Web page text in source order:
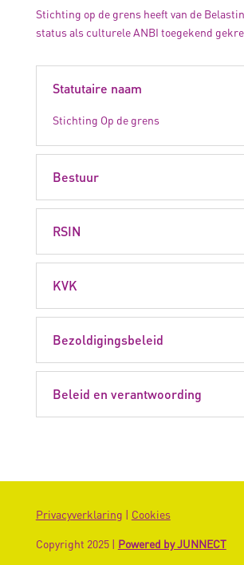
Stichting op de grens heeft van de
status als culturele ANBI toegekend
Statutaire naam
Stichting Op de grens
Bestuur
RSIN
KVK
Bezoldigingsbeleid
Beleid en verantwoording
Privacyverklaring | Cookies
Copyright 2025 | Powered by JUNNECT